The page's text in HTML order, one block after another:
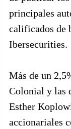
principales
calificados de
Ibersecurities.
Más de un
Colonial y las
Esther
accionariales